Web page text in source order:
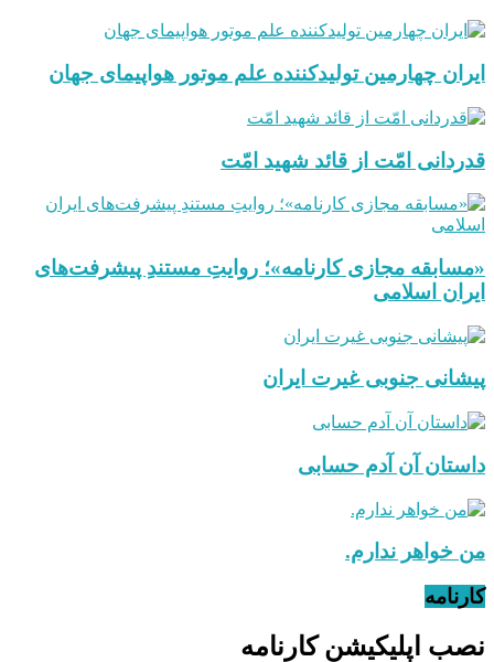
ایران چهارمین تولیدکننده علم موتور هواپیمای جهان
قدردانی امّت از قائد شهید امّت
«مسابقه مجازی کارنامه»؛ روایتِ مستندِ پیشرفت‌های
ایران اسلامی
پیشانی جنوبی غیرت ایران
داستان آن آدم حسابی
من خواهر ندارم.
کارنامه
نصب اپلیکیشن کارنامه